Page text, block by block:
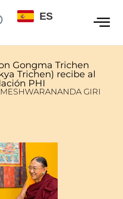
ES
Gongma Trichen
Trichen) recibe al
PHI
GIRI